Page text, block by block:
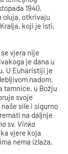
1940.
oluja, otkrivaju
koji je isti,
vjera nije
je dana u
U Euharistiji je
nadom.
tamnice, u Božju
svoje
sile i sigurno
na daljnje
sv. Vinka
vjere koja
nema izlaza.